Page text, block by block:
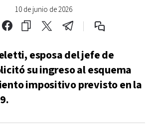
10 de junio de 2026
esposa del jefe de
su ingreso al esquema
impositivo previsto en la